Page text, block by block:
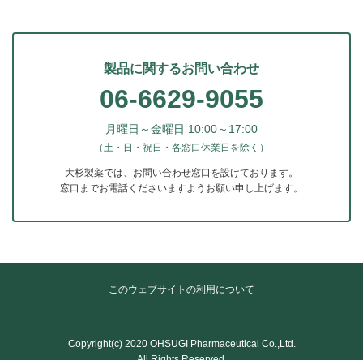
製品に関するお問い合わせ
06-6629-9055
月曜日～金曜日 10:00～17:00
（土・日・祝日・各窓口休業日を除く）
大杉製薬では、お問い合わせ窓口を設けております。
窓口までお電話くださいますようお願い申し上げます。
このウェブサイトの利用について
Copyright(c) 2020 OHSUGI Pharmaceutical Co.,Ltd.